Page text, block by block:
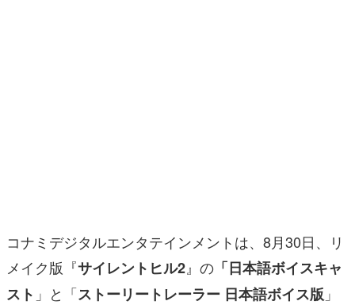
その他
電ファミニコゲーマーとは？
コナミデジタルエンタテインメントは、8月30日、リ
メイク版『サイレントヒル2』の 「日本語ボイスキャ
スト 」と「ストーリートレーラー 日本語ボイス版 」